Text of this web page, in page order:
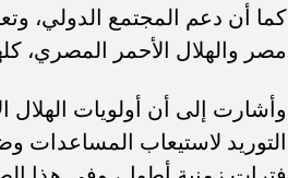
كما أن دعم المجتمع الدولي،
مصر والهلال الأحمر المصري،
وأشارت إلى أن أولويات
التوريد لاستيعاب المساعدات